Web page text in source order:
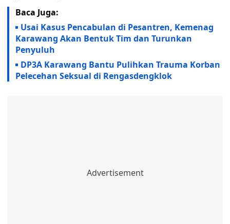
Baca Juga:
Usai Kasus Pencabulan di Pesantren, Kemenag
Karawang Akan Bentuk Tim dan Turunkan
Penyuluh
DP3A Karawang Bantu Pulihkan Trauma Korban
Pelecehan Seksual di Rengasdengklok